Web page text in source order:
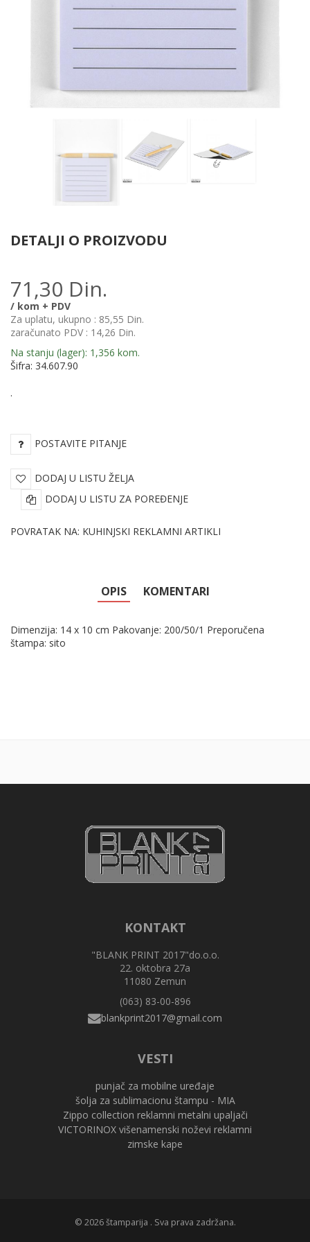
DETALJI O PROIZVODU
71,30 Din.
/ kom + PDV
Za uplatu, ukupno : 85,55 Din.
zaračunato PDV : 14,26 Din.
Na stanju (lager): 1,356 kom.
Šifra: 34.607.90
.
POSTAVITE PITANJE
DODAJ U LISTU ŽELJA
DODAJ U LISTU ZA POREĐENJE
POVRATAK NA: KUHINJSKI REKLAMNI ARTIKLI
OPIS KOMENTARI
Dimenzija: 14 x 10 cm Pakovanje: 200/50/1 Preporučena
štampa: sito
KONTAKT
"BLANK PRINT 2017"do.o.o.
22. oktobra 27a
11080 Zemun
(063) 83-00-896
VESTI
punjač za mobilne uređaje
šolja za sublimacionu štampu - MIA
Zippo collection reklamni metalni upaljači
VICTORINOX višenamenski noževi reklamni
zimske kape
© 2026 štamparija . Sva prava zadržana.